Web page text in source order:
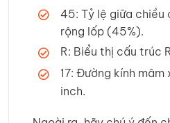
45: Tỷ lệ giữa chiều
rộng lốp (45%).
R: Biểu thị cấu trúc
17: Đường kính
inch.